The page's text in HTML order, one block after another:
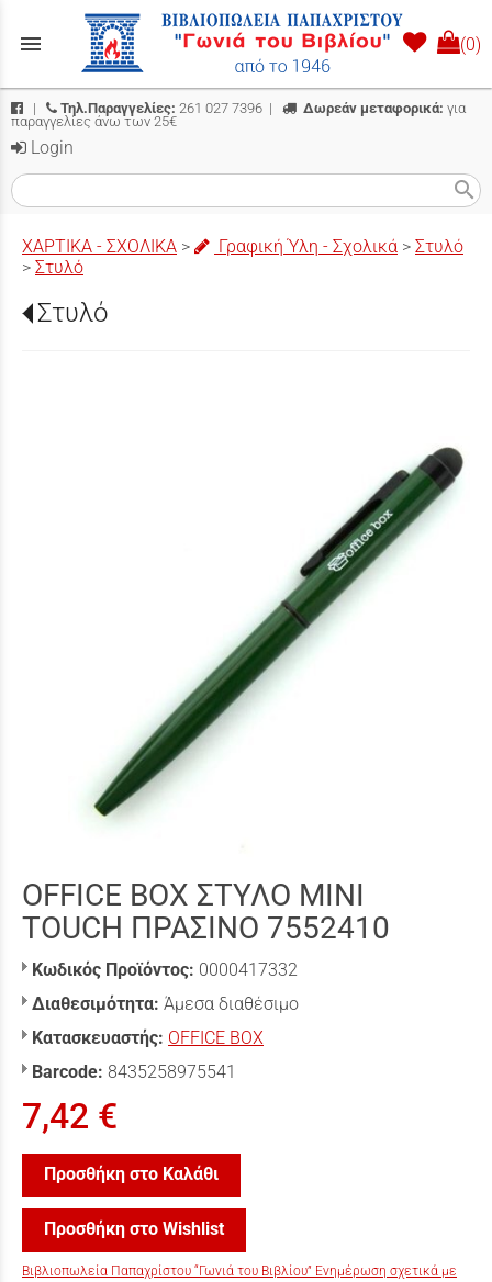
menu (0)
| Τηλ.Παραγγελίες: 261 027 7396 | Δωρεάν μεταφορικά: για
παραγγελίες άνω των 25€
Login
search
ΧΑΡΤΙΚΑ - ΣΧΟΛΙΚΑ > Γραφική Ύλη - Σχολικά > Στυλό
> Στυλό
Στυλό
OFFICE BOX ΣΤΥΛΟ MINI
TOUCH ΠΡΑΣΙΝΟ 7552410
Κωδικός Προϊόντος: 0000417332
Διαθεσιμότητα: Άμεσα διαθέσιμο
Κατασκευαστής: OFFICE BOX
Barcode: 8435258975541
7,42 €
Προσθήκη στο Καλάθι
Προσθήκη στο Wishlist
Βιβλιοπωλεία Παπαχρίστου “Γωνιά του Βιβλίου” Ενημέρωση σχετικά με